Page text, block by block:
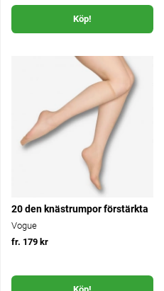
Köp!
20 den knästrumpor förstärkta
Vogue
fr. 179 kr